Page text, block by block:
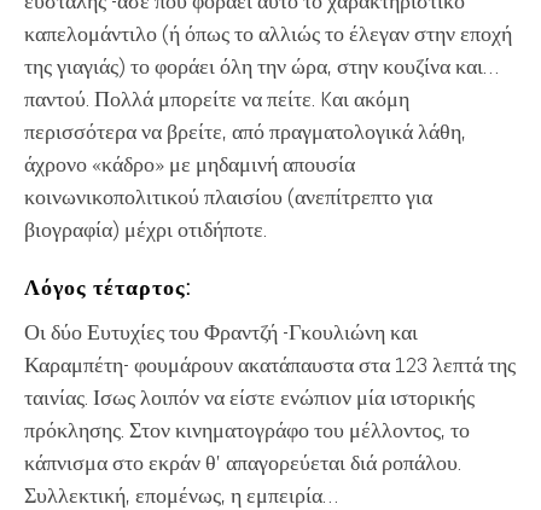
καπελομάντιλο (ή όπως το αλλιώς το έλεγαν στην εποχή
της γιαγιάς) το φοράει όλη την ώρα, στην κουζίνα και…
παντού. Πολλά μπορείτε να πείτε. Kαι ακόμη
περισσότερα να βρείτε, από πραγματολογικά λάθη,
άχρονο «κάδρο» με μηδαμινή απουσία
κοινωνικοπολιτικού πλαισίου (ανεπίτρεπτο για
βιογραφία) μέχρι οτιδήποτε.
Λόγος τέταρτος:
Οι δύο Ευτυχίες του Φραντζή -Γκουλιώνη και
Καραμπέτη- φουμάρουν ακατάπαυστα στα 123 λεπτά της
ταινίας. Ισως λοιπόν να είστε ενώπιον μία ιστορικής
πρόκλησης. Στον κινηματογράφο του μέλλοντος, το
κάπνισμα στο εκράν θ’ απαγορεύεται διά ροπάλου.
Συλλεκτική, επομένως, η εμπειρία…